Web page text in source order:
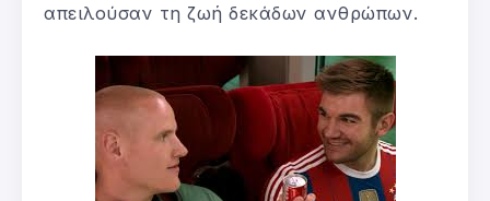
απειλούσαν τη ζωή δεκάδων ανθρώπων.